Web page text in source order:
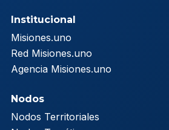
Institucional
Misiones.uno
Red Misiones.uno
Agencia Misiones.uno
Nodos
Nodos Territoriales